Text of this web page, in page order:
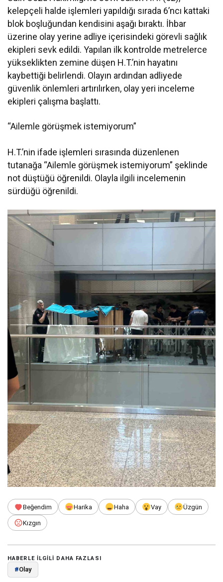
kelepçeli halde işlemleri yapıldığı sırada 6’ncı kattaki
blok boşluğundan kendisini aşağı bıraktı. İhbar
üzerine olay yerine adliye içerisindeki görevli sağlık
ekipleri sevk edildi. Yapılan ilk kontrolde metrelerce
yükseklikten zemine düşen H.T.’nin hayatını
kaybettiği belirlendi. Olayın ardından adliyede
güvenlik önlemleri artırılırken, olay yeri inceleme
ekipleri çalışma başlattı.
“Ailemle görüşmek istemiyorum”
H.T.’nin ifade işlemleri sırasında düzenlenen
tutanağa “Ailemle görüşmek istemiyorum” şeklinde
not düştüğü öğrenildi. Olayla ilgili incelemenin
sürdüğü öğrenildi.
Beğendim Harika Haha Vay Üzgün
Kızgın
HABERLE ILGILI DAHA FAZLASI
#Olay